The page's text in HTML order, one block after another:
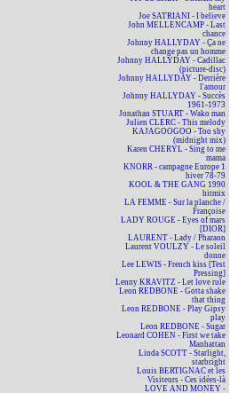
heart
Joe SATRIANI - I believe
John MELLENCAMP - Last
chance
Johnny HALLYDAY - Ça ne
change pas un homme
Johnny HALLYDAY - Cadillac
(picture-disc)
Johnny HALLYDAY - Derrière
l'amour
Johnny HALLYDAY - Succès
1961-1973
Jonathan STUART - Wako man
Julien CLERC - This melody
KAJAGOOGOO - Too shy
(midnight mix)
Karen CHERYL - Sing to me
mama
KNORR - campagne Europe 1
hiver 78-79
KOOL & THE GANG 1990
hitmix
LA FEMME - Sur la planche /
Françoise
LADY ROUGE - Eyes of mars
[DIOR]
LAURENT - Lady / Pharaon
Laurent VOULZY - Le soleil
donne
Lee LEWIS - French kiss [Test
Pressing]
Lenny KRAVITZ - Let love rule
Leon REDBONE - Gotta shake
that thing
Leon REDBONE - Play Gipsy
play
Leon REDBONE - Sugar
Leonard COHEN - First we take
Manhattan
Linda SCOTT - Starlight,
starbright
Louis BERTIGNAC et les
Visiteurs - Ces idées-là
LOVE AND MONEY -